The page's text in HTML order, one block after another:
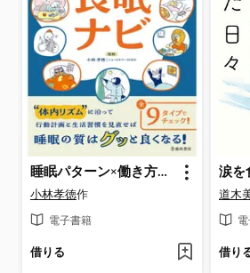
睡眠パターン×働き方で導く! あなたの良眠ナビ（池田書店）
小林孝徳作
電子書籍
借りる
道木
借り